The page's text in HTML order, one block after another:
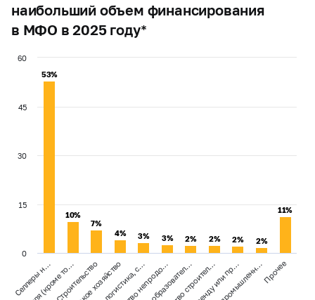
наибольший объем финансирования
в МФО в 2025 году*
53%
53%
10%
10%
7%
7%
4%
4% 3%
3% 3%
3% 2%
2% 2%
2% 2%
2% 2%
2%
11%
11%
Селлеры н…Строительство Прочее
0
15
30
45
60